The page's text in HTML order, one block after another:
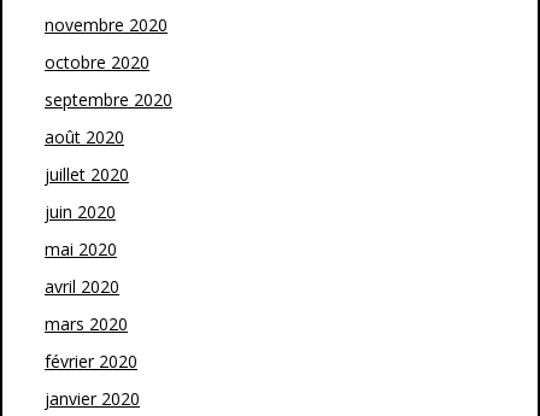
novembre 2020
octobre 2020
septembre 2020
août 2020
juillet 2020
juin 2020
mai 2020
avril 2020
mars 2020
février 2020
janvier 2020